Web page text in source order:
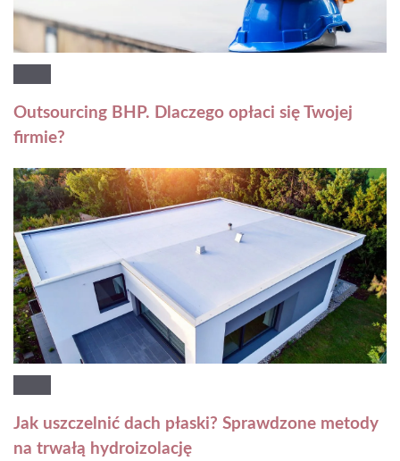
Outsourcing BHP. Dlaczego opłaci się Twojej
firmie?
Jak uszczelnić dach płaski? Sprawdzone metody
na trwałą hydroizolację